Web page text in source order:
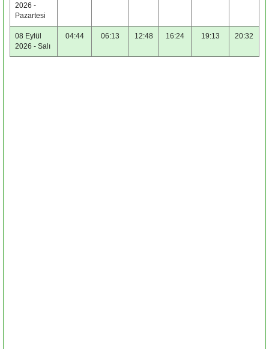
2026 -
Pazartesi
08 Eylül
2026 - Salı
04:44 06:13 12:48 16:24 19:13 20:32